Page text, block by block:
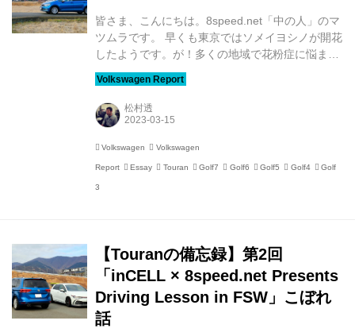
皆さま、こんにちは。8speed.net「中の人」のマ
ツムラです。 早くも東京ではソメイヨシノが開花
したようです。が！多くの地域で花粉症に悩まさ
れていらっしゃることと推察いたします。かくゆ
う筆者も、過去に記憶がないくらい目のかゆみに
悩まされています。まるで6Lエンジンを走らせる
べく大量にガソリンを消費するかのごとく、みる
前々回の記事の結びで「実はその昔、まだ高校生
だった頃の私はGolfというクルマが大嫌いだった
のです」と、カミングアウト（？）してしまいま
松村透
Volkswagen Volkswagen
Report Essay Touran Golf7 Golf6 Golf5 Golf4 Golf
3
【Touranの備忘録】第2回
「inCELL × 8speed.net Presents
Driving Lesson in FSW」こぼれ
話